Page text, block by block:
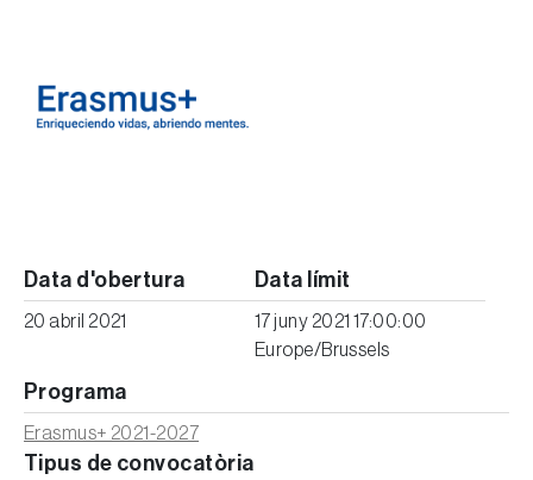
Data d'obertura
20 abril 2021
Data límit
17 juny 2021 17:00:00
Europe/Brussels
Programa
Erasmus+ 2021-2027
Tipus de convocatòria